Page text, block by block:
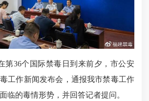
36个国际禁毒日到来前夕，市公安
工作新闻发布会，通报我市禁毒工作
临的毒情形势，并回答记者提问。